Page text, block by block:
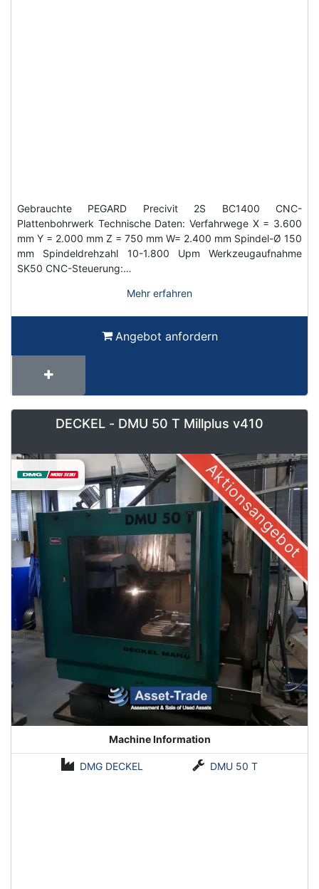
Gebrauchte PEGARD Precivit 2S BC1400 CNC-
Plattenbohrwerk Technische Daten: Verfahrwege X = 3.600
mm Y = 2.000 mm Z = 750 mm W= 2.400 mm Spindel-Ø 150
mm Spindeldrehzahl 10-1.800 Upm Werkzeugaufnahme
SK50 CNC-Steuerung:…
Mehr erfahren
Angebot anfordern
DECKEL - DMU 50 T Millplus v410
Aktionsangebot
Machine Information
DMG DECKEL DMU 50 T